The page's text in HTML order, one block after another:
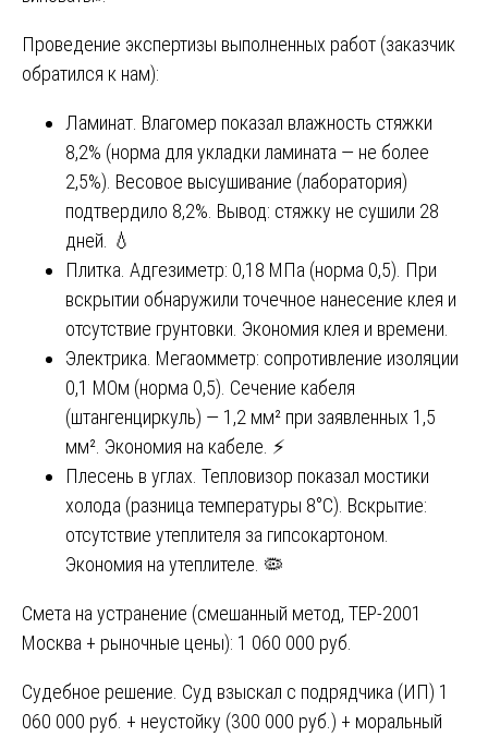
Проведение экспертизы выполненных работ (заказчик
обратился к нам):
Ламинат. Влагомер показал влажность стяжки
8,2% (норма для укладки ламината — не более
2,5%). Весовое высушивание (лаборатория)
подтвердило 8,2%. Вывод: стяжку не сушили 28
дней. 💧
Плитка. Адгезиметр: 0,18 МПа (норма 0,5). При
вскрытии обнаружили точечное нанесение клея и
отсутствие грунтовки. Экономия клея и времени.
Электрика. Мегаомметр: сопротивление изоляции
0,1 МОм (норма 0,5). Сечение кабеля
(штангенциркуль) — 1,2 мм² при заявленных 1,5
мм². Экономия на кабеле. ⚡
Плесень в углах. Тепловизор показал мостики
холода (разница температуры 8°C). Вскрытие:
отсутствие утеплителя за гипсокартоном.
Экономия на утеплителе. 🦠
Смета на устранение (смешанный метод, ТЕР-2001
Москва + рыночные цены): 1 060 000 руб.
Судебное решение. Суд взыскал с подрядчика (ИП) 1
060 000 руб. + неустойку (300 000 руб.) + моральный